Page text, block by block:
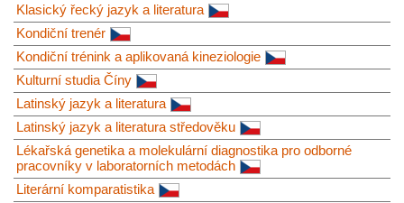
Klasický řecký jazyk a literatura
Kondiční trenér
Kondiční trénink a aplikovaná kineziologie
Kulturní studia Číny
Latinský jazyk a literatura
Latinský jazyk a literatura středověku
Lékařská genetika a molekulární diagnostika pro odborné
pracovníky v laboratorních metodách
Literární komparatistika